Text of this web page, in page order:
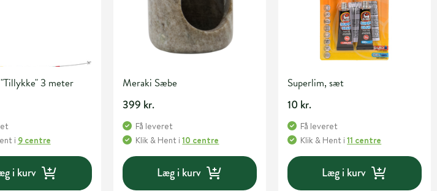
3 meter
i 9 centre
i kurv
Meraki Sæbe
399 kr.
Få leveret
Klik & Hent i10 centre
Læg i kurv
Superlim, sæt
10 kr.
Få leveret
Klik & Hent i11 centre
Læg i kurv